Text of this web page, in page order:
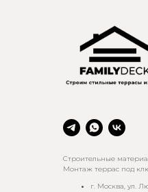
Строительные
Монтаж террас под
г. Москва, ул.